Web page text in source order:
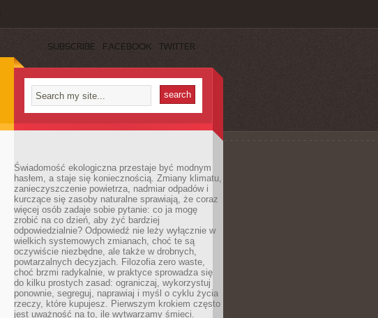
SUBSCRIBE FACEBOOK TWITTER
Świadomość ekologiczna przestaje być modnym
hasłem, a staje się koniecznością. Zmiany klimatu,
zanieczyszczenie powietrza, nadmiar odpadów i
kurczące się zasoby naturalne sprawiają, że coraz
więcej osób zadaje sobie pytanie: co ja mogę
zrobić na co dzień, aby żyć bardziej
odpowiedzialnie? Odpowiedź nie leży wyłącznie w
wielkich systemowych zmianach, choć te są
oczywiście niezbędne, ale także w drobnych,
powtarzalnych decyzjach. Filozofia zero waste,
choć brzmi radykalnie, w praktyce sprowadza się
do kilku prostych zasad: ograniczaj, wykorzystuj
ponownie, segreguj, naprawiaj i myśl o cyklu życia
rzeczy, które kupujesz. Pierwszym krokiem często
jest uważność na to, ile wytwarzamy śmieci.